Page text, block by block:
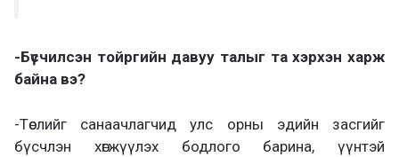
-Бүсчилсэн тойргийн давуу талыг та хэрхэн харж
байна вэ?
-Төслийг санаачлагчид улс орны эдийн засгийг
бүсчлэн хөгжүүлэх бодлого барина, үүнтэй